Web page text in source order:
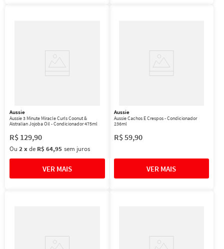
Aussie
Aussie 3 Minute Miracle Curls Coonut &
Aistralian Jojoba Oil - Condicionador 475ml
R$ 129,90
Ou 2xde R$ 64,95 sem juros
Aussie
Aussie Cachos E Crespos - Condicionador
236ml
R$59,90